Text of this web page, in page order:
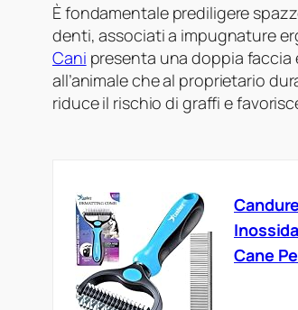
È fondamentale prediligere
denti, associati a impugnature
Cani presenta una doppia
all’animale che al proprietario
riduce il rischio di graffi e
Cane